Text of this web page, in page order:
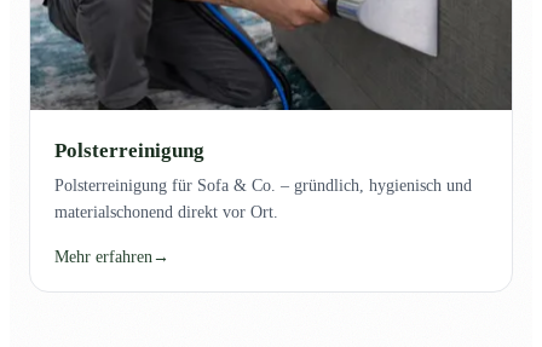
Polsterreinigung
Polsterreinigung für Sofa & Co. – gründlich, hygienisch und
materialschonend direkt vor Ort.
Mehr erfahren→